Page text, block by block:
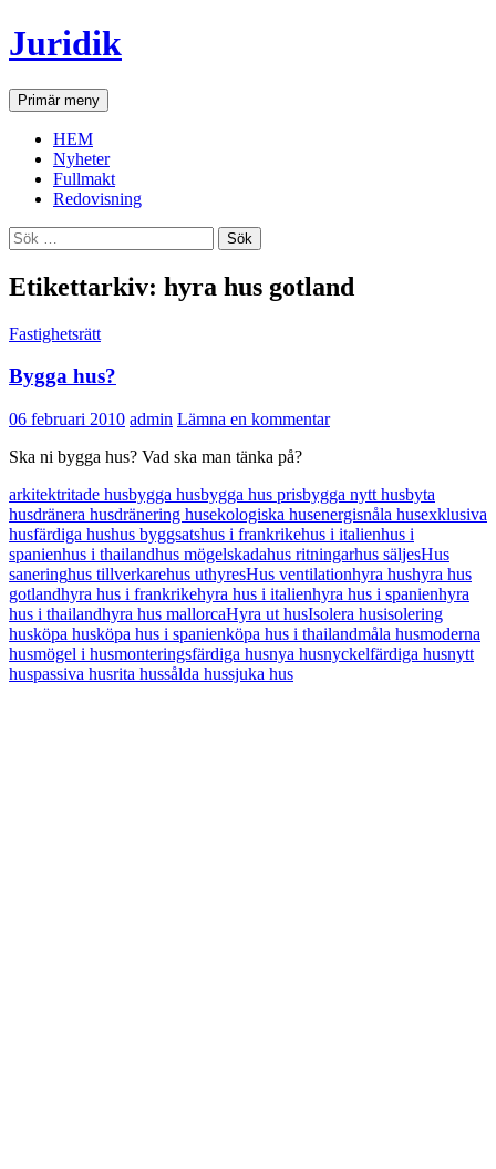
Hoppa
till
Juridik
SökPrimär meny
HEM
Nyheter
Fullmakt
Redovisning
Sök
efter:
Etikettarkiv: hyra hus gotland
Fastighetsrätt
Bygga hus?
06 februari 2010 admin Lämna en kommentar
Ska ni bygga hus? Vad ska man tänka på?
arkitektritade husbygga husbygga hus prisbygga nytt husbyta
husdränera husdränering husekologiska husenergisnåla husexklusiva
husfärdiga hushus byggsatshus i frankrikehus i italienhus i
spanienhus i thailandhus mögelskadahus ritningarhus säljesHus
saneringhus tillverkarehus uthyresHus ventilationhyra hushyra hus
gotlandhyra hus i frankrikehyra hus i italienhyra hus i spanienhyra
hus i thailandhyra hus mallorcaHyra ut husIsolera husisolering
husköpa husköpa hus i spanienköpa hus i thailandmåla husmoderna
husmögel i husmonteringsfärdiga husnya husnyckelfärdiga husnytt
huspassiva husrita hussålda hussjuka hus